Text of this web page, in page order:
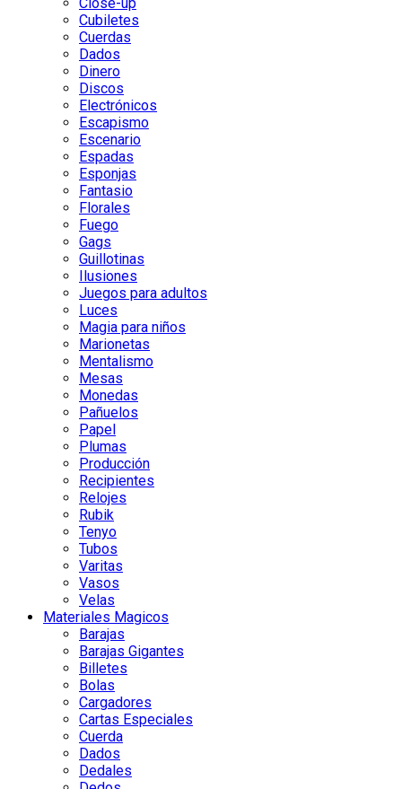
Cubiletes
Cuerdas
Dados
Dinero
Discos
Electrónicos
Escapismo
Escenario
Espadas
Esponjas
Fantasio
Florales
Fuego
Gags
Guillotinas
Ilusiones
Juegos para adultos
Luces
Magia para niños
Marionetas
Mentalismo
Mesas
Monedas
Pañuelos
Papel
Plumas
Producción
Recipientes
Relojes
Rubik
Tenyo
Tubos
Varitas
Vasos
Velas
Materiales Magicos
Barajas
Barajas Gigantes
Billetes
Bolas
Cargadores
Cartas Especiales
Cuerda
Dados
Dedales